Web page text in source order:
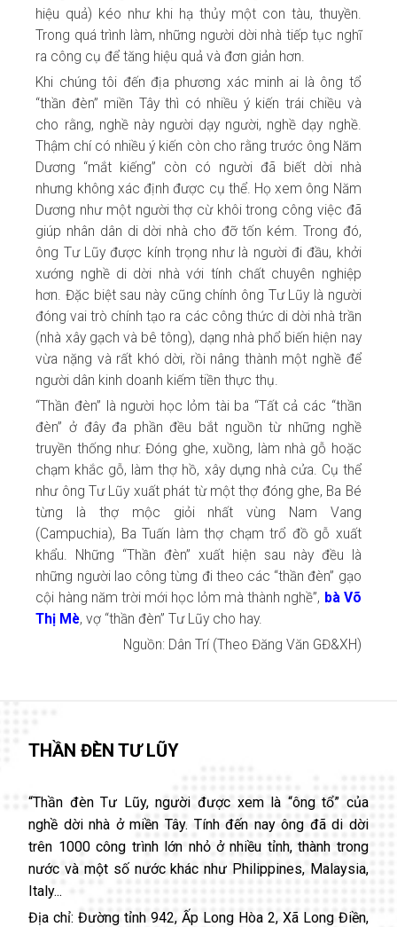
hiệu quả) kéo như khi hạ thủy một con tàu, thuyền.
Trong quá trình làm, những người dời nhà tiếp tục nghĩ
ra công cụ để tăng hiệu quả và đơn giản hơn.
Khi chúng tôi đến địa phương xác minh ai là ông tổ
“thần đèn” miền Tây thì có nhiều ý kiến trái chiều và
cho rằng, nghề này người dạy người, nghề dạy nghề.
Thậm chí có nhiều ý kiến còn cho rằng trước ông Năm
Dương “mắt kiếng” còn có người đã biết dời nhà
nhưng không xác định được cụ thể. Họ xem ông Năm
Dương như một người thợ cừ khôi trong công việc đã
giúp nhân dân di dời nhà cho đỡ tốn kém. Trong đó,
ông Tư Lũy được kính trọng như là người đi đầu, khởi
xướng nghề di dời nhà với tính chất chuyên nghiệp
hơn. Đặc biệt sau này cũng chính ông Tư Lũy là người
đóng vai trò chính tạo ra các công thức di dời nhà trần
(nhà xây gạch và bê tông), dạng nhà phổ biến hiện nay
vừa nặng và rất khó dời, rồi nâng thành một nghề để
người dân kinh doanh kiếm tiền thực thụ.
“Thần đèn” là người học lỏm tài ba “Tất cả các “thần
đèn” ở đây đa phần đều bắt nguồn từ những nghề
truyền thống như: Đóng ghe, xuồng, làm nhà gỗ hoặc
chạm khắc gỗ, làm thợ hồ, xây dựng nhà cửa. Cụ thể
như ông Tư Lũy xuất phát từ một thợ đóng ghe, Ba Bé
từng là thợ mộc giỏi nhất vùng Nam Vang
(Campuchia), Ba Tuấn làm thợ chạm trổ đồ gỗ xuất
khẩu. Những “Thần đèn” xuất hiện sau này đều là
những người lao công từng đi theo các “thần đèn” gạo
cội hàng năm trời mới học lỏm mà thành nghề”, bà Võ
Thị Mè, vợ “thần đèn” Tư Lũy cho hay.
Nguồn: Dân Trí (Theo Đăng Văn GĐ&XH)
THẦN ĐÈN TƯ LŨY
“Thần đèn Tư Lũy, người được xem là “ông tổ” của
nghề dời nhà ở miền Tây. Tính đến nay ông đã di dời
trên 1000 công trình lớn nhỏ ở nhiều tỉnh, thành trong
nước và một số nước khác như Philippines, Malaysia,
Italy...
Địa chỉ: Đường tỉnh 942, Ấp Long Hòa 2, Xã Long Điền,